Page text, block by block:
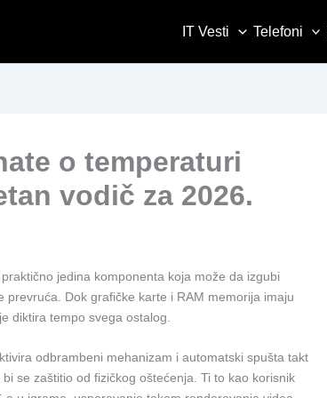
IT Vesti Telefoni
o temperaturi
vodič za 2026.
jedina komponenta koja može da izgubi
Dok grafičke karte i RAM memorija imaju
diktira tempo svega ostalog.
odbrambeni mehanizam i automatski spušta takt
bi se zaštitio od fizičkog oštećenja. Ti to kao korisnik